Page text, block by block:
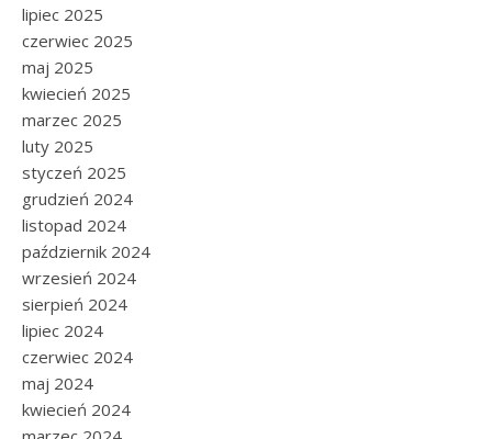
lipiec 2025
czerwiec 2025
maj 2025
kwiecień 2025
marzec 2025
luty 2025
styczeń 2025
grudzień 2024
listopad 2024
październik 2024
wrzesień 2024
sierpień 2024
lipiec 2024
czerwiec 2024
maj 2024
kwiecień 2024